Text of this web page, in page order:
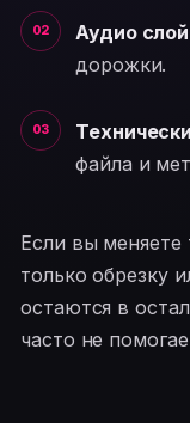
Аудио
дорожки.
файла и
Если вы
только обрезку
остаются в
часто не